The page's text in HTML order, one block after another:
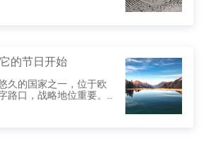
的节日开始
久的国家之一，位于欧
路口，战略地位重要。
利亚，东北邻土耳其。